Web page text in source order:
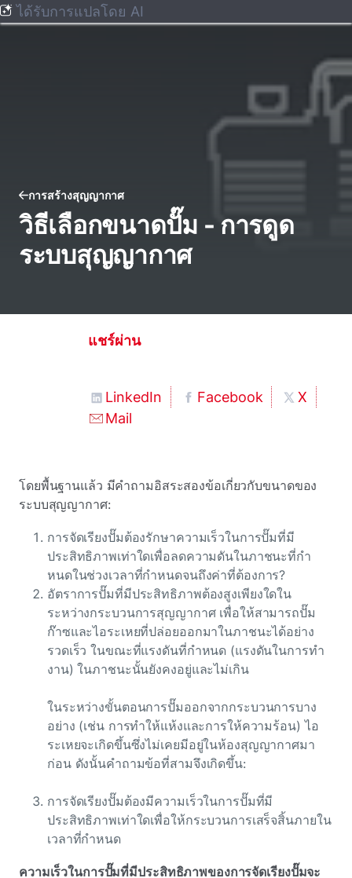
ได้รับการแปลโดย AI
การสร้างสุญญากาศ
วิธีเลือกขนาดปั๊ม - การดูด
ระบบสุญญากาศ
แชร์ผ่าน
LinkedIn Facebook
X
Mail
โดยพื้นฐานแล้ว มีคําถามอิสระสองข้อเกี่ยวกับขนาดของ
ระบบสุญญากาศ:
การจัดเรียงปั๊มต้องรักษาความเร็วในการปั๊มที่มี
ประสิทธิภาพเท่าใดเพื่อลดความดันในภาชนะที่กํา
หนดในช่วงเวลาที่กําหนดจนถึงค่าที่ต้องการ?
อัตราการปั๊มที่มีประสิทธิภาพต้องสูงเพียงใดใน
ระหว่างกระบวนการสุญญากาศ เพื่อให้สามารถปั๊ม
ก๊าซและไอระเหยที่ปล่อยออกมาในภาชนะได้อย่าง
รวดเร็ว ในขณะที่แรงดันที่กําหนด (แรงดันในการทํา
งาน) ในภาชนะนั้นยังคงอยู่และไม่เกิน
ในระหว่างขั้นตอนการปั๊มออกจากกระบวนการบาง
อย่าง (เช่น การทําให้แห้งและการให้ความร้อน) ไอ
ระเหยจะเกิดขึ้นซึ่งไม่เคยมีอยู่ในห้องสุญญากาศมา
ก่อน ดังนั้นคําถามข้อที่สามจึงเกิดขึ้น:
การจัดเรียงปั๊มต้องมีความเร็วในการปั๊มที่มี
ประสิทธิภาพเท่าใดเพื่อให้กระบวนการเสร็จสิ้นภายใน
เวลาที่กําหนด
ความเร็วในการปั๊มที่มีประสิทธิภาพของการจัดเรียงปั๊มจะ